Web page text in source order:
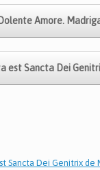
s
A
p
p
l
p
ar
tir
Amore.
est Sancta Dei
Sancta Dei Genitrix de